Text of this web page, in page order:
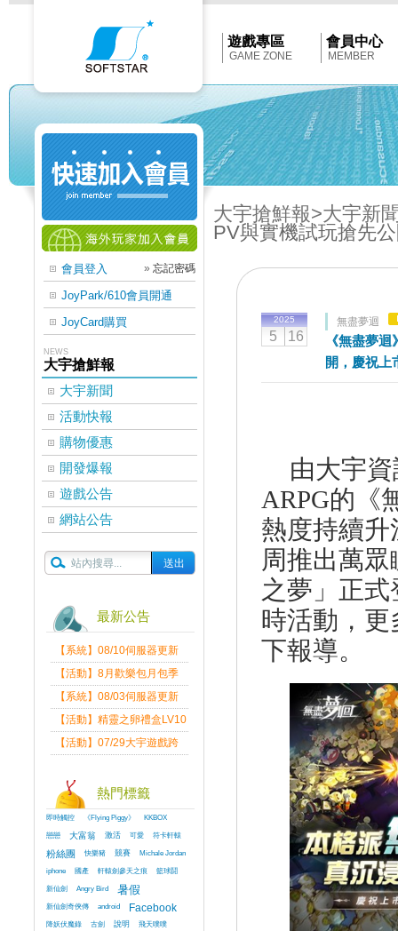
Softstar
遊戲專區
GAME ZONE
會員中心
MEMBER
會員登入 » 忘記密碼
JoyPark/610會員開通
JoyCard購買
NEWS
大宇搶鮮報
大宇新聞
活動快報
購物優惠
開發爆報
遊戲公告
網站公告
最新公告
【系統】08/10伺服器更新
維護公告
【活動】8月歡樂包月包季
送
【系統】08/03伺服器更新
維護公告
【活動】精靈之卵禮盒LV10
限量發送中
【活動】07/29大宇遊戲跨
熱門標籤
即時觸控 《Flying Piggy》
KKBOX
戀戀
大富翁 激活 可愛 符卡軒轅
粉絲團 快樂豬 競賽
Michale Jordan
iphone
國產 軒轅劍參天之痕
籃球鬪
新仙劍
Angry Bird 暑假
新仙劍奇俠傳 android Facebook
降妖伏魔錄 古劍 說明
飛天噗噗
大宇搶鮮報>大宇新
PV與實機試玩搶先
2025
5 16
無盡夢迴
《無盡夢
開，慶祝上
由大宇
ARPG的《
熱度持續
周推出萬眾
之夢 」正
時活動，
下報導。